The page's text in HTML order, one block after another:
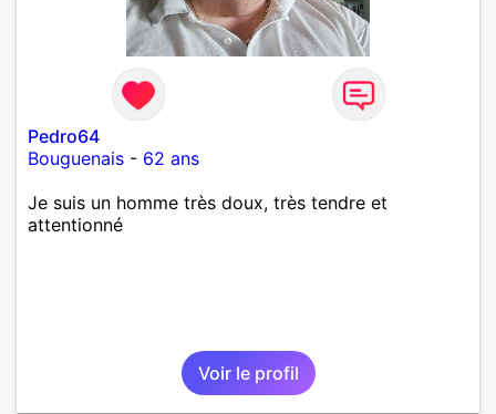
Pedro64
Bouguenais - 62 ans
Je suis un homme très doux, très tendre et
attentionné
Voir le profil